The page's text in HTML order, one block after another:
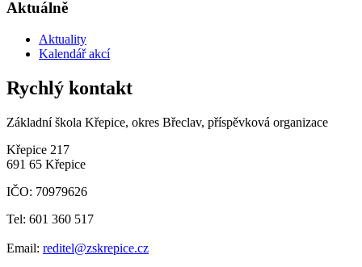
Aktuálně
Aktuality
Kalendář akcí
Rychlý kontakt
Základní škola Křepice, okres Břeclav, příspěvková organizace
Křepice 217
691 65 Křepice
IČO: 70979626
Tel: 601 360 517
Email: reditel@zskrepice.cz